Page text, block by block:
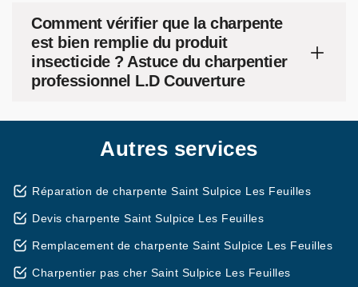
Comment vérifier que la charpente
est bien remplie du produit
insecticide ? Astuce du charpentier
professionnel L.D Couverture
Autres services
Réparation de charpente Saint Sulpice Les Feuilles
Devis charpente Saint Sulpice Les Feuilles
Remplacement de charpente Saint Sulpice Les Feuilles
Charpentier pas cher Saint Sulpice Les Feuilles